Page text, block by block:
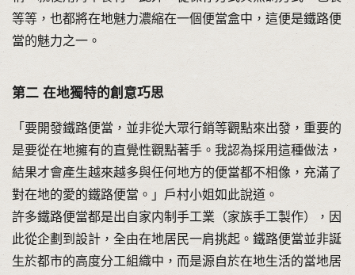
等等，也都將在地魅力濃縮在一個便當盒中，這便是鐵路便
當的魅力之一。
第二 在地獨特的創意巧思
「要開發鐵路便當，並非從大眾行銷等觀點來出發，重要的
是要從在地擁有的直覺性觀點著手。我認為採用這種做法，
結果才會產生越來越多與任何地方的便當都不相像，充滿了
對在地的愛的鐵路便當。」戶村小姐如此說道。
許多鐵路便當都是出自家内制手工業（家族手工製作），因
此從企劃到設計，全由在地居民一肩挑起。鐵路便當並非誕
生於都市的高度分工組織中，而是源自於在地生活的當地居